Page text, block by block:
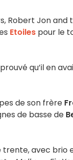
Robert Jon and
Etoiles pour le
qu’il en
de son frère
de basse de
trente, avec brio